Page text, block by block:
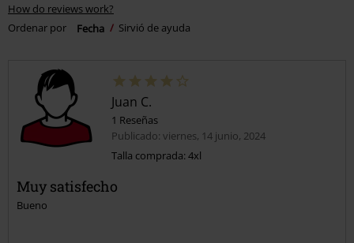
How do reviews work?
Ordenar por
Fecha Sirvió de ayuda
Juan C.
1 Reseñas
Publicado: viernes, 14 junio, 2024
Talla comprada: 4xl
Muy satisfecho
Bueno